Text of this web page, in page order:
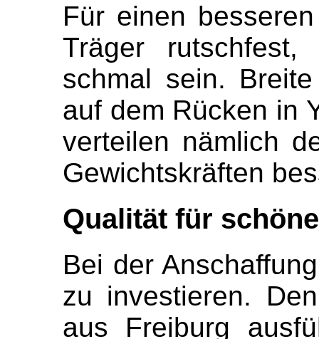
Für einen
Träger
schmal sein.
auf dem Rücken in
verteilen nämlich
Gewichtskräften
Qualität für
Bei der
zu investieren.
aus Freiburg